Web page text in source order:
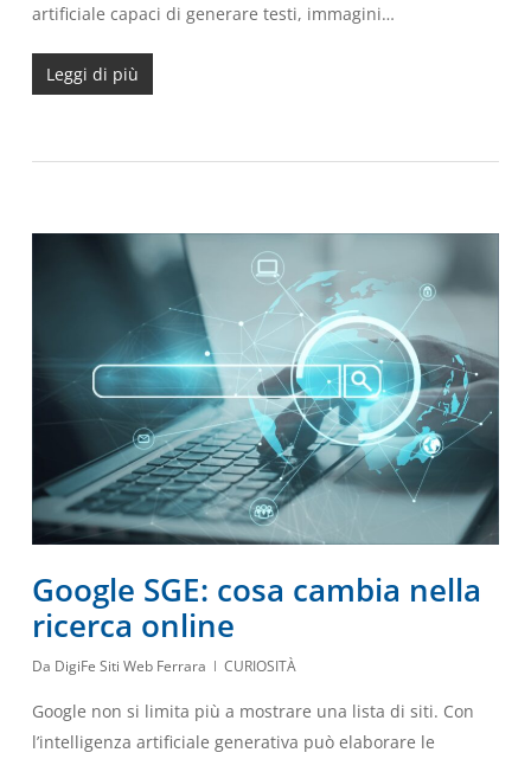
artificiale capaci di generare testi, immagini…
Leggi di più
Google SGE: cosa cambia nella
ricerca online
Da DigiFe Siti Web Ferrara CURIOSITÀ
Google non si limita più a mostrare una lista di siti. Con
l’intelligenza artificiale generativa può elaborare le